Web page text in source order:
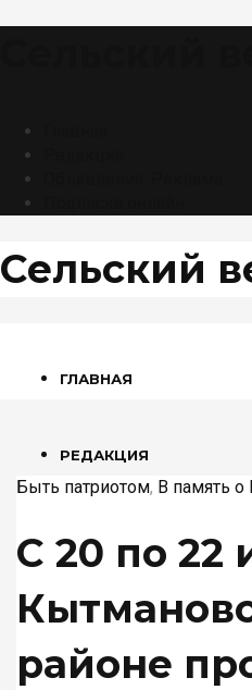
Сельский
ГЛАВНАЯ
РЕДАКЦИЯ
ПОДПИСКА ОНЛАЙН
Быть патриотом, В память
С 20 по 22
районе